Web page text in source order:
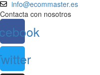
info@ecommaster.es
Contacta con nosotros